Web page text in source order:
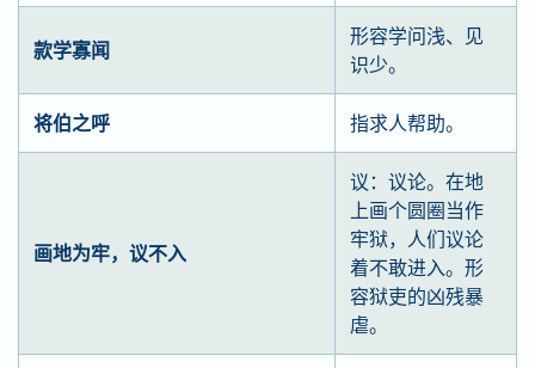
款学寡闻
形容学问浅、见
识少。
将伯之呼 指求人帮助。
画地为牢，议不入
议：议论。在地
上画个圆圈当作
牢狱，人们议论
着不敢进入。形
容狱吏的凶残暴
虐。